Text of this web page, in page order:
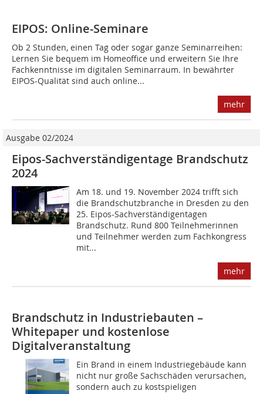
EIPOS: Online-Seminare
Ob 2 Stunden, einen Tag oder sogar ganze Seminarreihen:
Lernen Sie bequem im Homeoffice und erweitern Sie Ihre
Fachkenntnisse im digitalen Seminarraum. In bewährter
EIPOS-Qualität sind auch online...
mehr
Ausgabe 02/2024
Eipos-Sachverständigentage Brandschutz
2024
Am 18. und 19. November 2024 trifft sich
die Brandschutzbranche in Dresden zu den
25. Eipos-Sachverständigentagen
Brandschutz. Rund 800 Teilnehmerinnen
und Teilnehmer werden zum Fachkongress
mit...
mehr
Brandschutz in Industriebauten –
Whitepaper und kostenlose
Digitalveranstaltung
Ein Brand in einem Industriegebäude kann
nicht nur große Sachschäden verursachen,
sondern auch zu kostspieligen